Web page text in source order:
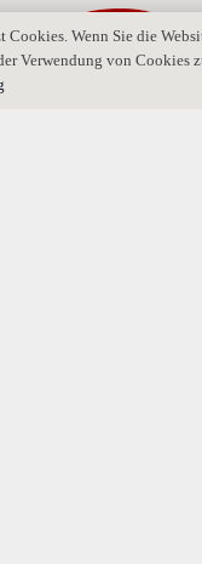
Cookies. Wenn Sie die
Verwendung von Cookies